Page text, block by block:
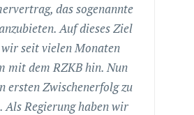
das sogenannte
Auf dieses Ziel
seit vielen Monaten
mit dem RZKB hin. Nun
ersten Zwischenerfolg zu
Als Regierung haben wir